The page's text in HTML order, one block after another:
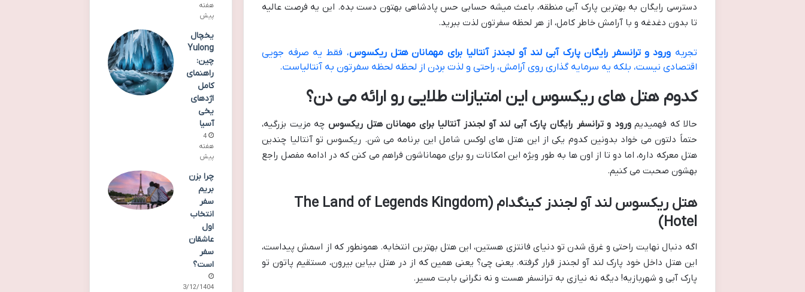
دسترسی رایگان به بهترین پارک آبی منطقه، باعث میشه حسابی حس پادشاهی بهتون دست بده. این یه فرصت عالیه
تا بدون دغدغه و با آرامش خاطر کامل، از هر لحظه سفرتون لذت ببرید.
تجربه ورود و ترانسفر رایگان پارک آبی لند آو لجندز آنتالیا برای مهمانان هتل ریکسوس، فقط یه صرفه جویی
اقتصادی نیست، بلکه یه سرمایه گذاری روی آرامش، راحتی و لذت بردن از لحظه لحظه سفرتون به آنتالیاست.
کدوم هتل های ریکسوس این امتیازات طلایی رو ارائه می دن؟
حالا که فهمیدیمورود و ترانسفر رایگان پارک آبی لند آو لجندز آنتالیا برای مهمانان هتل ریکسوسچه مزیت بزرگیه،
حتماً دلتون می خواد بدونین کدوم یکی از این هتل های لوکس شامل این برنامه می شن. ریکسوس تو آنتالیا چندین
هتل معرکه داره، اما دو تا از اون ها به طور ویژه این امکانات رو برای مهماناشون فراهم می کنن که در ادامه مفصل راجع
بهشون صحبت می کنیم.
هتل ریکسوس لند آو لجندز کینگدام (The Land of Legends Kingdom
Hotel)
اگه دنبال نهایت راحتی و غرق شدن تو دنیای فانتزی هستین، این هتل بهترین انتخابه. همونطور که از اسمش پیداست،
این هتل داخل خود پارک لند آو لجندز قرار گرفته. یعنی چی؟ یعنی همین که از در هتل بیاین بیرون، مستقیم پاتون تو
پارک آبی و شهربازیه! دیگه نه نیازی به ترانسفر هست و نه نگرانی بابت مسیر.
هفته
پیش
یخچال
Yulong
چین:
راهنمای
کامل
اژدهای
یخی
آسیا
4
هفته
پیش
چرا بزن
بریم
سفر
انتخاب
اول
عاشقان
سفر
است؟
03/12/1404